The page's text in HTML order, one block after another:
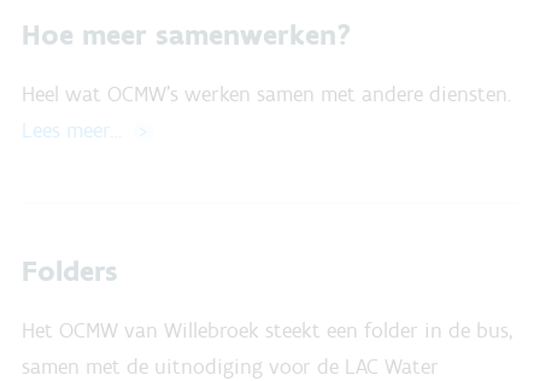
Hoe meer samenwerken?
Heel wat OCMW's werken samen met andere diensten.
Lees meer…
Folders
Het OCMW van Willebroek steekt een folder in de bus,
samen met de uitnodiging voor de LAC Water